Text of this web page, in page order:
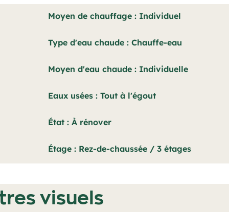
Moyen de chauffage Individuel
Type d'eau chaude Chauffe-eau
Moyen d'eau chaude Individuelle
Eaux usées Tout à l'égout
État À rénover
Étage Rez-de-chaussée / 3 étages
visuels